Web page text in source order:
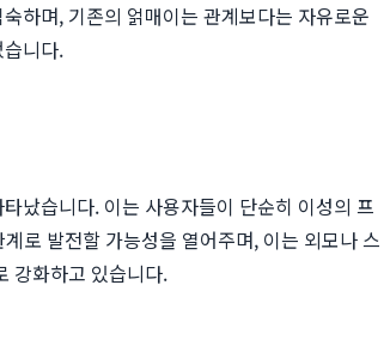
하며, 기존의 얽매이는 관계보다는 자유로운
니다.
났습니다. 이는 사용자들이 단순히 이성의 프
로 발전할 가능성을 열어주며, 이는 외모나 스
강화하고 있습니다.